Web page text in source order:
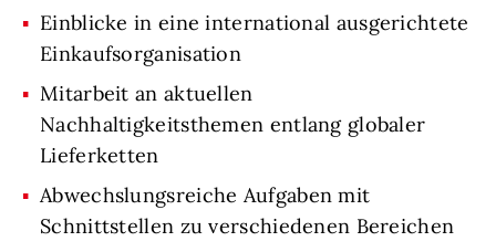
Einblicke in eine international ausgerichtete
Einkaufsorganisation
Mitarbeit an aktuellen
Nachhaltigkeitsthemen entlang globaler
Lieferketten
Abwechslungsreiche Aufgaben mit
Schnittstellen zu verschiedenen Bereichen